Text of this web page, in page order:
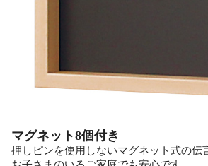
マグネット8個付き
押しピンを使用しないマグネット式の伝